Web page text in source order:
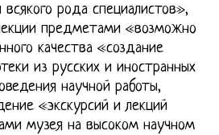
рода специалистов»,
предметами «возможно
качества «создание
из русских и иностранных
научной работы,
«экскурсий и лекций
музея на высоком научном